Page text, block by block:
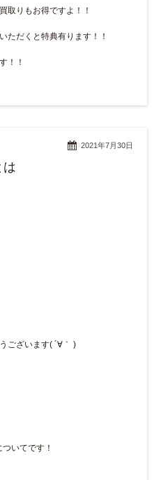
取りもお得ですよ！！
ただくと特典有ります！！
！！
2021年7月30日
は
ございます( ´∀｀ )
いてです！